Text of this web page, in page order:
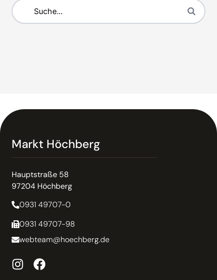
Markt Höchberg
Hauptstraße 58
97204 Höchberg
0931 49707-0
0931 49707-98
webteam@hoechberg.de